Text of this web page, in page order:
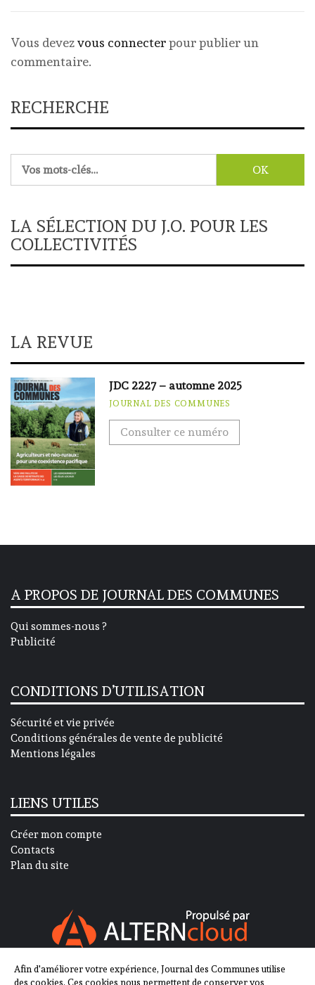
Vous devezvous connecterpour publier un
commentaire.
RECHERCHE
LA SÉLECTION DU J.O. POUR LES
COLLECTIVITÉS
LA REVUE
JDC 2227 – automne 2025
JOURNAL DES COMMUNES
Consulter ce numéro
A PROPOS DE JOURNAL DES COMMUNES
Qui sommes-nous ?
Publicité
CONDITIONS D’UTILISATION
Sécurité et vie privée
Conditions générales de vente de publicité
Mentions légales
LIENS UTILES
Créer mon compte
Contacts
Plan du site
SUIVEZ-NOUS SUR
Afin d'améliorer votre expérience, Journal des Communes utilise
des cookies. Ces cookies nous permettent de conserver vos